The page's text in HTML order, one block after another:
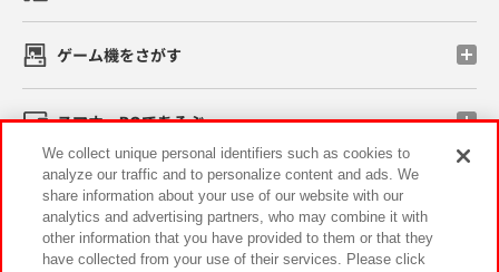
ゲーム機をさがす
スマホ・PCであそぶ
イベント・キャンペーン
We collect unique personal identifiers such as cookies to
analyze our traffic and to personalize content and ads. We
share information about your use of our website with our
analytics and advertising partners, who may combine it with
other information that you have provided to them or that they
have collected from your use of their services. Please click